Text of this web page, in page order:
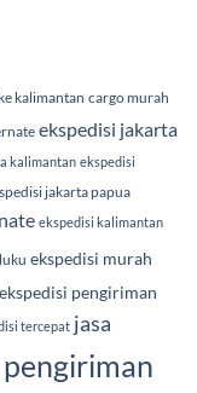
kalimantan cargo murah
ekspedisi jakarta
kalimantan ekspedisi
jakarta papua
ekspedisi kalimantan
ekspedisi murah
ekspedisi pengiriman
tercepat jasa
pengiriman